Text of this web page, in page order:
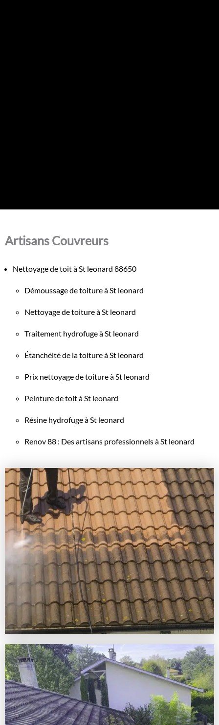
Artisans Couvreurs
Nettoyage de toit à St leonard 88650
Démoussage de toiture à St leonard
Nettoyage de toiture à St leonard
Traitement hydrofuge à St leonard
Étanchéité de la toiture à St leonard
Prix nettoyage de toiture à St leonard
Peinture de toit à St leonard
Résine hydrofuge à St leonard
Renov 88 : Des artisans professionnels à St leonard